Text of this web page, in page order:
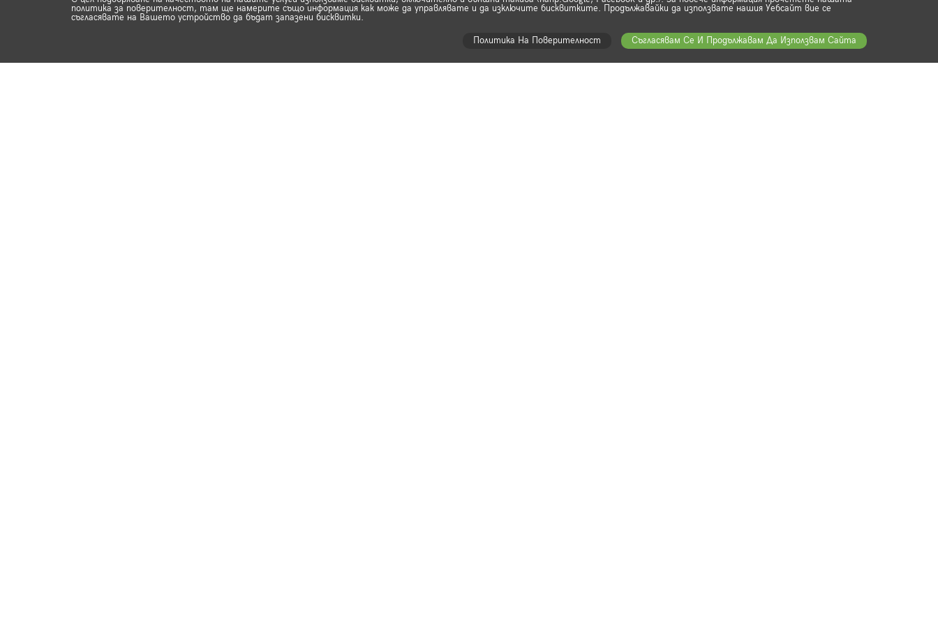
политика за поверителност, там ще намерите също информация как може да управлявате и да изключите бисквитките. Продължавайки да използвате нашия Уебсайт вие се
съгласявате на Вашето устройство да бъдат запазени бисквитки.
Политика На Поверителност Съгласявам Се И Продължавам Да Използвам Сайта